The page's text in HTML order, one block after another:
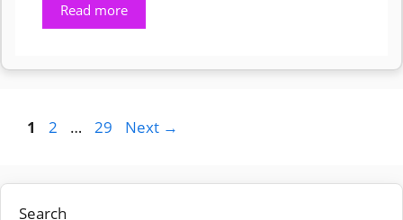
Read more
Page
1 Page
2 … Page
29 Next →
Search